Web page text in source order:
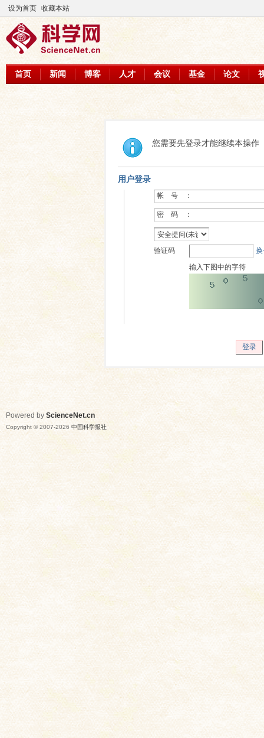
设为首页 收藏本站
首页 新闻 博客 人才 会议 基金 论文
您需要先登录才能继续本操作
用户登录
帐 号 ：
密 码 ：
验证码
输入下图中的字符
登录
Powered by ScienceNet.cn
Copyright © 2007-2026 中国科学报社